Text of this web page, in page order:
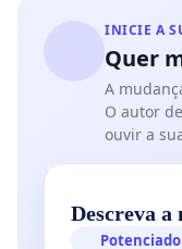
INICIE A
Quer
A
O autor
ouvir a
Descreva a